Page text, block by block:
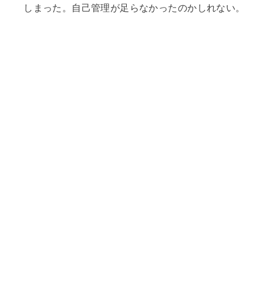
しまった。自己管理が足らなかったのかしれない。